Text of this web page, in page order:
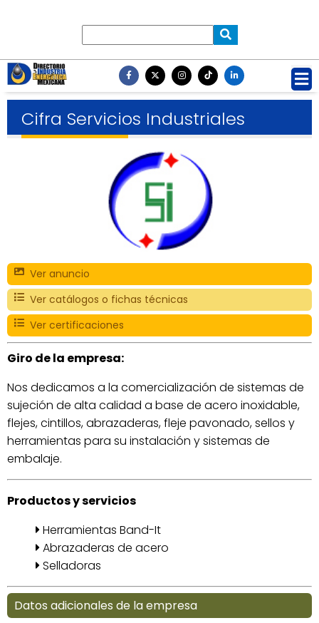
Cifra Servicios Industriales
Ver anuncio
Ver catálogos o fichas técnicas
Ver certificaciones
Giro de la empresa:
Nos dedicamos a la comercialización de sistemas de
sujeción de alta calidad a base de acero inoxidable,
flejes, cintillos, abrazaderas, fleje pavonado, sellos y
herramientas para su instalación y sistemas de
embalaje.
Productos y servicios
Herramientas Band-It
Abrazaderas de acero
Selladoras
Datos adicionales de la empresa